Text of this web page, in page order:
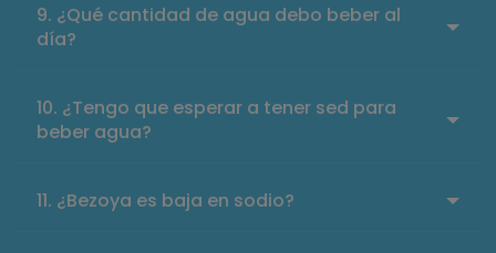
¿Qué cantidad de agua debo beber al
día?
¿Tengo que esperar a tener sed para
beber agua?
¿Bezoya es baja en sodio?